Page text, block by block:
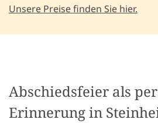
Unsere Preise finden Sie hier.
Abschiedsfeier als
Erinnerung in